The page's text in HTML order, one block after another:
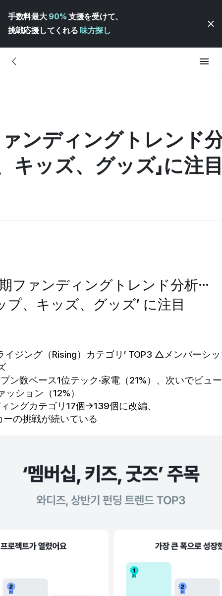
手数料最大 90% 支援を受けて、
挑戦応援してくれる 味方探し
ンディングトレンド
キッズ、グッズ」に注
ファンディングトレンド分析…
プ、キッズ、グッズ’ に注目
イジング（Rising）カテゴリ’ TOP3 △メンバーシ
ン数ベース1位テック·家電（21%）、次いでビュ
ション（12%）
ングカテゴリ17個→139個に改編、
の挑戦が続いている